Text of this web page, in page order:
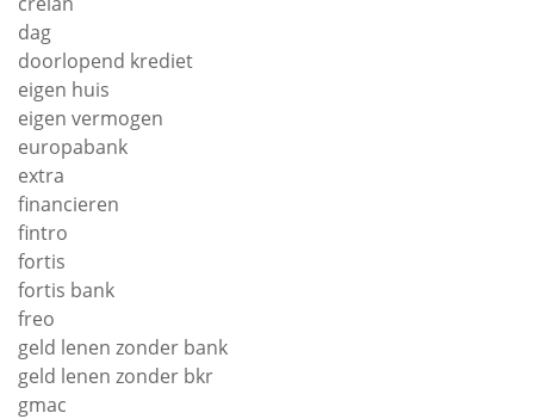
dag
doorlopend krediet
eigen huis
eigen vermogen
europabank
extra
financieren
fintro
fortis
fortis bank
freo
geld lenen zonder bank
geld lenen zonder bkr
gmac